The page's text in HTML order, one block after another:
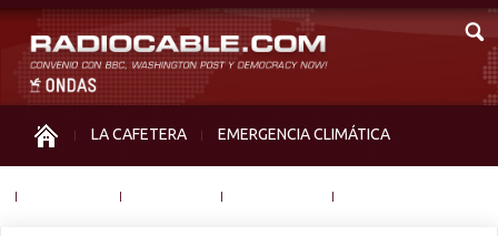
LA CAFETERA EMERGENCIA CLIMÁTICA